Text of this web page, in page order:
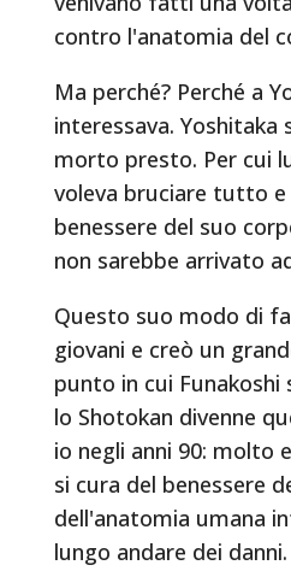
contro l'anatomia del
Ma perché? Perché a
interessava. Yoshitaka
morto presto. Per cui
voleva bruciare tutto e
benessere del suo
non sarebbe arrivato
Questo suo modo di
giovani e creò un
punto in cui Funakoshi
lo Shotokan divenne
io negli anni 90: molto
si cura del benessere
dell'anatomia umana
lungo andare dei danni.